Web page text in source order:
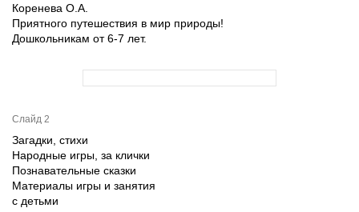
Коренева О.А.
Приятного путешествия в мир природы!
Дошкольникам от 6-7 лет.
Слайд 2
Загадки, стихи
Народные игры, за клички
Познавательные сказки
Материалы игры и занятия
с детьми